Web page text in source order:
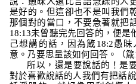
是好的。但這卻也不是叫我們
那個對的當口，不要急著就把
18:13未曾聽完先回答的，便是
己想講的話，因為箴 18:2愚昧
意 。乃要思量該如何回答。（箴
所以，還是要說話的！是
對於喜歡說話的人我們有把話